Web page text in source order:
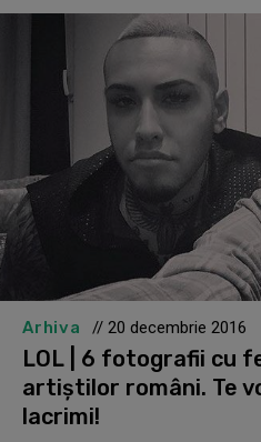
Arhiva // 20 decembrie 2016
LOL | 6 fotografii cu
artiștilor români. Te
lacrimi!